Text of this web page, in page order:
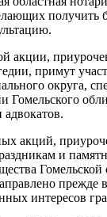
получить
акции,
примут
округа,
Гомельского
адвокатов.
акций,
и
Гомельской
прежде
интересов